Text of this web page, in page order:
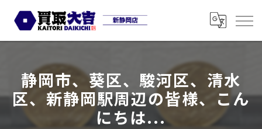
静岡市、葵区、駿河区、清水
区、新静岡駅周辺の皆様、こん
にちは...